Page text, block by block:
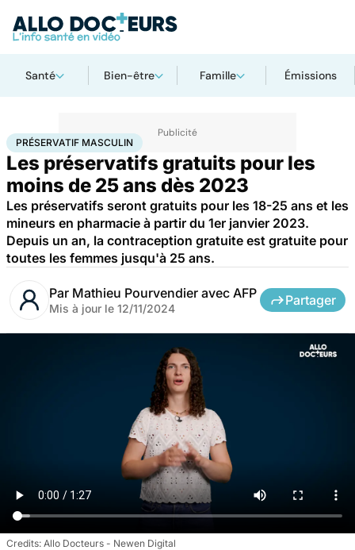
Santé Bien-être Famille Émissions
AccueilSantéSociétéSanté publiquePréservatif masculin
PRÉSERVATIF MASCULIN
Les préservatifs gratuits pour les
moins de 25 ans dès 2023
Les préservatifs seront gratuits pour les 18-25 ans et les
mineurs en pharmacie à partir du 1er janvier 2023.
Depuis un an, la contraception gratuite est gratuite pour
toutes les femmes jusqu'à 25 ans.
Par Mathieu Pourvendier avec AFP
Mis à jour le 12/11/2024
Partager
Allo Docteurs - Newen Digital